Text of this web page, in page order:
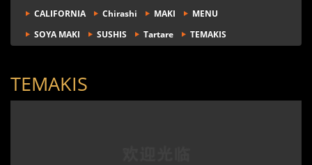
CALIFORNIA
Chirashi MAKI
MENU
SOYA MAKI
SUSHIS Tartare TEMAKIS
TEMAKIS